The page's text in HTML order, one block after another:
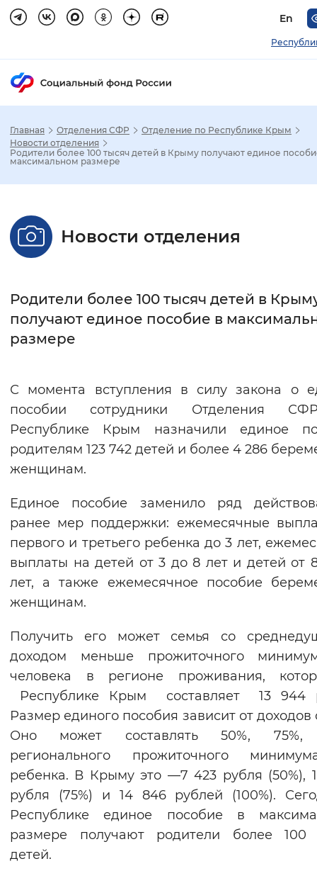
En
Стандартный Увеличенный
Без засечек С засечками
Цвет сайта
Монохромный Инверсивный
Изображения
Включены Выключены
Звуковой ассистент
Воспроизвести
Вернуть стандартные настройки
Главная Отделения СФР
Отделение по Республике Крым
Новости отделения
Родители более 100 тысяч детей в Крыму получают единое
максимальном размере
Новости отделения
Родители более 100 тысяч детей в
получают единое пособие в
размере
С момента вступления в силу закона о
пособии сотрудники Отделения
Республике Крым назначили единое
родителям 123 742 детей и более 4 286
женщинам.
Единое пособие заменило ряд
ранее мер поддержки: ежемесячные
первого и третьего ребенка до 3 лет,
выплаты на детей от 3 до 8 лет и детей от
лет, а также ежемесячное пособие
женщинам.
Получить его может семья со
доходом меньше прожиточного
человека в регионе проживания,
Республике Крым составляет 13 944
Размер единого пособия зависит от доходов
Оно может составлять 50%, 75%,
регионального прожиточного
ребенка. В Крыму это —7 423 рубля (50%),
рубля (75%) и 14 846 рублей (100%).
Республике единое пособие в
размере получают родители более 100
детей.